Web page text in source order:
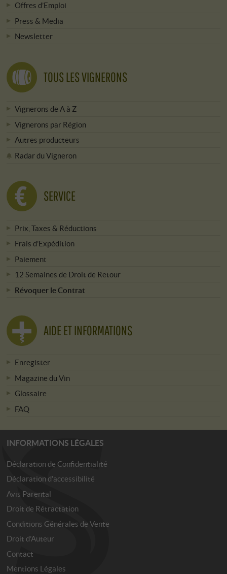
Offres d’Emploi
Press & Media
Newsletter
TOUS LES VIGNERONS
Vignerons de A à Z
Vignerons par Région
Autres producteurs
Radar du Vigneron
SERVICE
Prix, Taxes & Réductions
Frais d'Expédition
Paiement
12 Semaines de Droit de Retour
Révoquer le Contrat
AIDE ET INFORMATIONS
Enregister
Magazine du Vin
Glossaire
FAQ
INFORMATIONS LÉGALES
Déclaration de Confidentialité
Déclaration d'accessibilité
Avis Parental
Droit de Rétractation
Conditions Générales de Vente
Droit d’Auteur
Contact
Mentions Légales